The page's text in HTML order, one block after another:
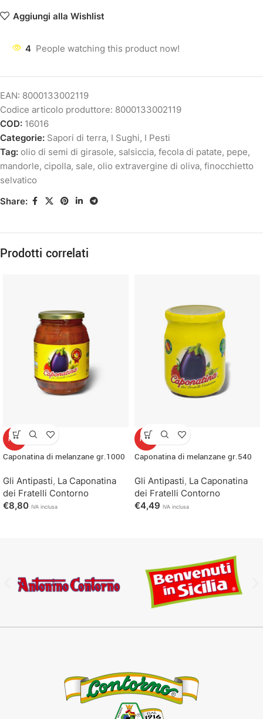
Aggiungi alla Wishlist
4 People watching this product now!
EAN: 8000133002119
Codice articolo produttore: 8000133002119
COD: 16016
Categorie: Sapori di terra, I Sughi, I Pesti
Tag: olio di semi di girasole, salsiccia, fecola di patate, pepe,
mandorle, cipolla, sale, olio extravergine di oliva, finocchietto
selvatico
Share:
Prodotti correlati
HOT
Caponatina di melanzane gr.1000
Gli Antipasti, La Caponatina
dei Fratelli Contorno
€8,80 IVA inclusa
HOT
Caponatina di melanzane gr.540
Gli Antipasti, La Caponatina
dei Fratelli Contorno
€4,49 IVA inclusa